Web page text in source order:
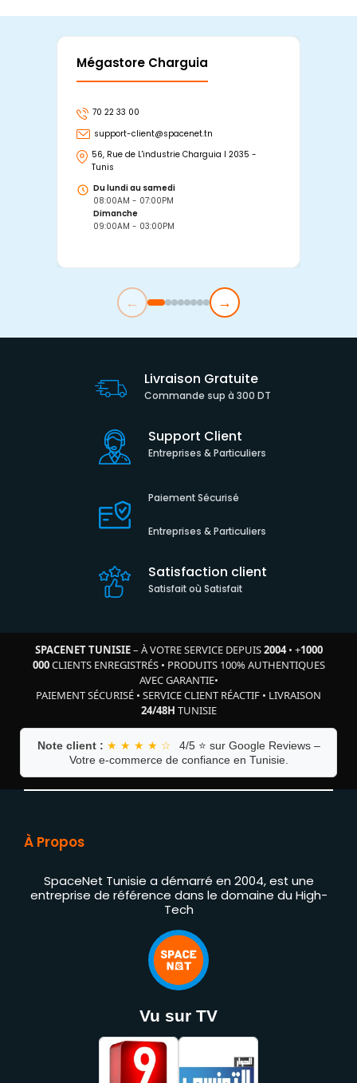
Mégastore Charguia
70 22 33 00
support-client@spacenet.tn
56, Rue de L'industrie Charguia I 2035 -
Tunis
Du lundi au samedi
08:00AM - 07:00PM
Dimanche
09:00AM - 03:00PM
← →
Livraison Gratuite
Commande sup à 300 DT
Support Client
Entreprises & Particuliers
Paiement Sécurisé
Entreprises & Particuliers
Satisfaction client
Satisfait où Satisfait
SPACENET TUNISIE– À VOTRE SERVICE DEPUIS2004• +1000
000CLIENTS ENREGISTRÉS• PRODUITS 100% AUTHENTIQUES
AVEC GARANTIE•
PAIEMENT SÉCURISÉ • SERVICE CLIENT RÉACTIF • LIVRAISON
24/48H TUNISIE
Note client : ★ ★ ★ ★ ☆
4/5 ⭐ sur Google Reviews –
Votre e-commerce de confiance en Tunisie.
À Propos
SpaceNet Tunisie a démarré en 2004, est une
entreprise de référence dans le domaine du High-
Tech
Vu sur TV